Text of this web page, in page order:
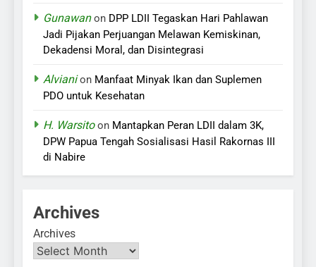
Gunawanon DPP LDII Tegaskan Hari Pahlawan
Jadi Pijakan Perjuangan Melawan Kemiskinan,
Dekadensi Moral, dan Disintegrasi
Alvianion Manfaat Minyak Ikan dan Suplemen
PDO untuk Kesehatan
H. Warsitoon Mantapkan Peran LDII dalam 3K,
DPW Papua Tengah Sosialisasi Hasil Rakornas III
di Nabire
Archives
Archives